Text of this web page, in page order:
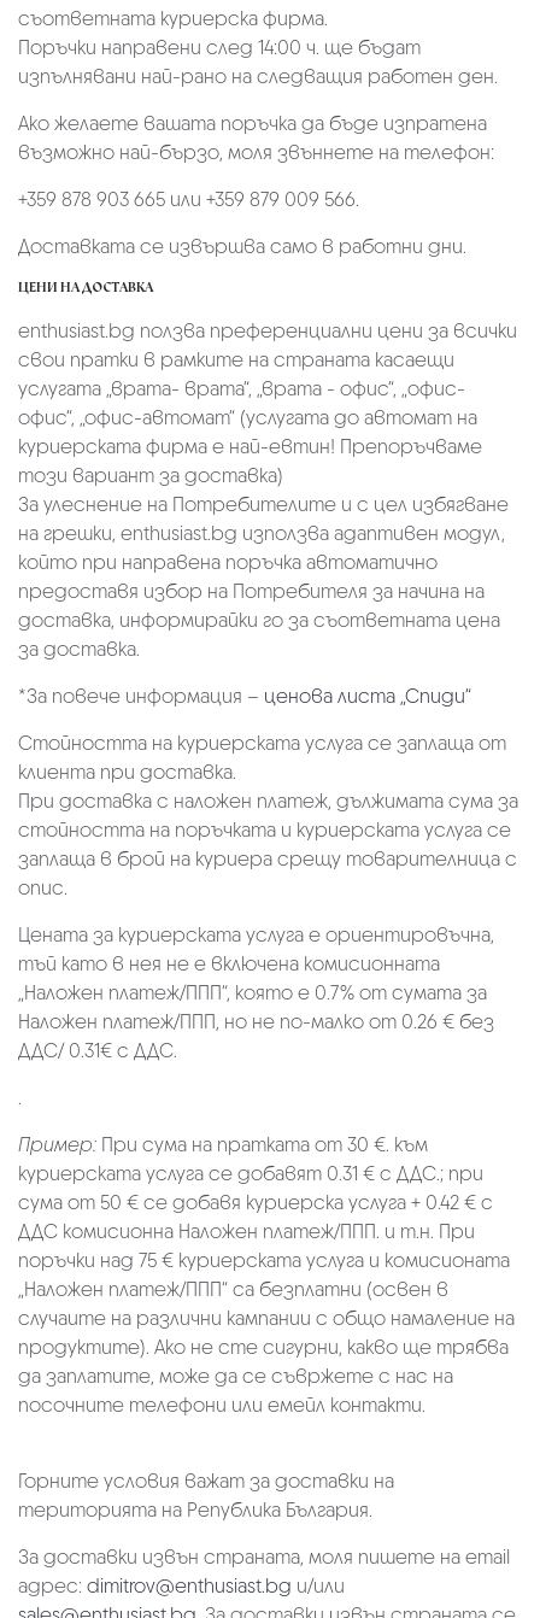
съответната куриерска фирма.
Поръчки направени след 14:00 ч. ще бъдат
изпълнявани най-рано на следващия работен ден.
Ако желаете вашата поръчка да бъде изпратена
възможно най-бързо, моля звъннете на телефон:
+359 878 903 665 или +359 879 009 566.
Доставката се извършва само в работни дни.
ЦЕНИ НА ДОСТАВКА
enthusiast.bg ползва преференциални цени за всички
свои пратки в рамките на страната касаещи
услугата „врата- врата“, „врата - офис“, „oфис-
офис“, „офис-автомат“ (услугата до автомат на
куриерската фирма е най-евтин! Препоръчваме
този вариант за доставка)
За улеснение на Потребителите и с цел избягване
на грешки, enthusiast.bg използва адаптивен модул,
който при направена поръчка автоматично
предоставя избор на Потребителя за начина на
доставка, информирайки го за съответната цена
за доставка.
*За повече информация – ценова листа „Спиди“
Стойността на куриерската услуга се заплаща от
клиента при доставка.
При доставка с наложен платеж, дължимата сума за
стойността на поръчката и куриерската услуга се
заплаща в брой на куриера срещу товарителница с
опис.
Цената за куриерската услуга е ориентировъчна,
тъй като в нея не е включена комисионната
„Наложен платеж/ППП“, която е 0.7% от сумата за
Наложен платеж/ППП, но не по-малко от 0.26 € без
ДДС/ 0.31€ с ДДС.
.
Пример: При сума на пратката от 30 €. към
куриерската услуга се добавят 0.31 € с ДДС.; при
сума от 50 € се добавя куриерска услуга + 0.42 € с
ДДС комисионна Наложен платеж/ППП. и т.н. При
поръчки над 75 € куриерската услуга и комисионата
„Наложен платеж/ППП“ са безплатни (освен в
случаите на различни кампании с общо намаление на
продуктите). Ако не сте сигурни, какво ще трябва
да заплатите, може да се съвржете с нас на
посочните телефони или емейл контакти.
Горните условия важат за доставки на
територията на Република България.
За доставки извън страната, моля пишете на email
адрес: dimitrov@enthusiast.bg и/или